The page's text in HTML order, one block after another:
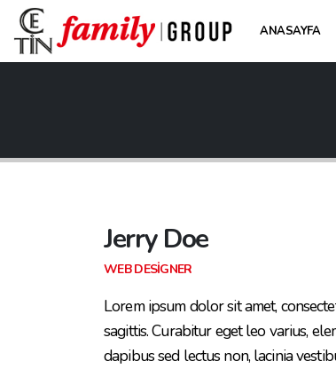
ANASAYFA
Jerry Doe
WEB DESIGNER
Lorem ipsum dolor sit amet,
sagittis. Curabitur eget leo varius,
dapibus sed lectus non, lacinia